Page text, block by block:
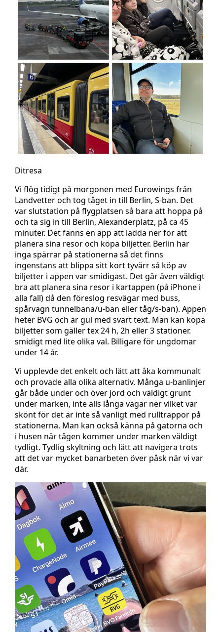
Ditresa
Vi flög tidigt på morgonen med Eurowings från
Landvetter och tog tåget in till Berlin, S-ban. Det
var slutstation på flygplatsen så bara att hoppa på
och ta sig in till Berlin, Alexanderplatz, på ca 45
minuter. Det fanns en app att ladda ner för att
planera sina resor och köpa biljetter. Berlin har
inga spärrar på stationerna så det finns
ingenstans att blippa sitt kort tyvärr så köp av
biljetter i appen var smidigast. Det går även väldigt
bra att planera sina resor i kartappen (på iPhone i
alla fall) då den föreslog resvägar med buss,
spårvagn tunnelbana/u-ban eller tåg/s-ban). Appen
heter BVG och är gul med svart text. Man kan köpa
biljetter som gäller tex 24 h, 2h eller 3 stationer.
smidigt med lite olika val. Billigare för ungdomar
under 14 år.
Vi upplevde det enkelt och lätt att åka kommunalt
och provade alla olika alternativ. Många u-banlinjer
går både under och över jord och väldigt grunt
under marken, inte alls långa vägar ner vilket var
skönt för det är inte så vanligt med rulltrappor på
stationerna. Man kan också känna på gatorna och
i husen när tågen kommer under marken väldigt
tydligt. Tydlig skyltning och lätt att navigera trots
att det var mycket banarbeten över påsk när vi var
där.